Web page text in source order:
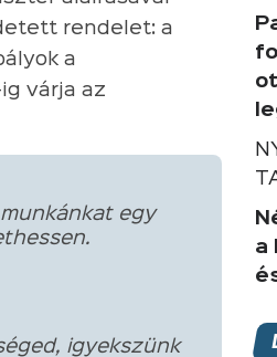
rendelet: a
a
várja az
egy
igyekszünk
a